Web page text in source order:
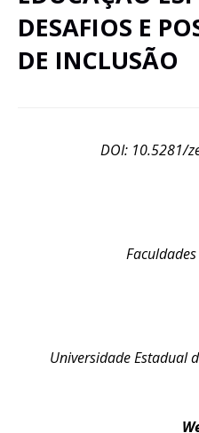
DESAFIOS E
DE INCLUSÃO
DOI: 10.5281/
Universidade Estadual